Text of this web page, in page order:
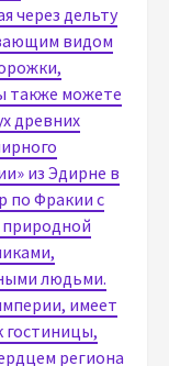
через дельту
видом
также можете
древних
из Эдирне в
по Фракии с
природной
людьми.
имеет
гостиницы,
региона